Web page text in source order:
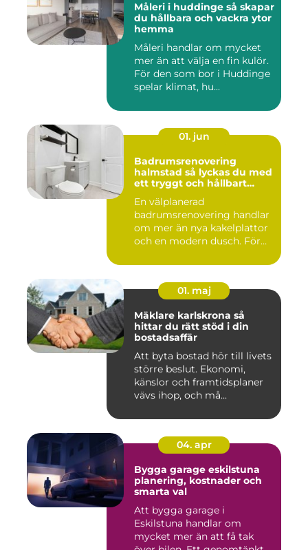
Måleri i huddinge så skapar
du hållbara och vackra ytor
hemma
Måleri handlar om mycket
mer än att välja en fin kulör.
För den som bor i Huddinge
spelar klimat, hu...
01. jun
Badrumsrenovering
halmstad så lyckas du med
ett tryggt och hållbart
En välplanerad
badrumsrenovering handlar
om mer än nya kakelplattor
och en modern dusch. För
01. maj
Mäklare karlskrona så
hittar du rätt stöd i din
bostadsaffär
Att byta bostad hör till livets
större beslut. Ekonomi,
känslor och framtidsplaner
vävs ihop, och må...
04. apr
Bygga garage eskilstuna
planering, kostnader och
smarta val
Att bygga garage i
Eskilstuna handlar om
mycket mer än att få tak